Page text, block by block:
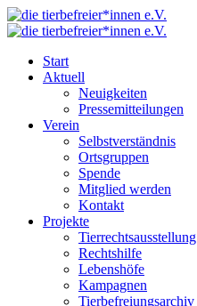
Start
Aktuell
Neuigkeiten
Pressemitteilungen
Verein
Selbstverständnis
Ortsgruppen
Spende
Mitglied werden
Kontakt
Projekte
Tierrechtsausstellung
Rechtshilfe
Lebenshöfe
Kampagnen
Tierbefreiungsarchiv